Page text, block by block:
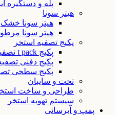
پله و دستگیره
هیتر سونا
هیتر سونا خشک
هیتر سونا
پکیج تصفیه استخر
پکیج t pack تصفیه آب
پکیج دفنی
پکیج سطحی
تخت و سایبان
طراحی و ساخت
سیستم تهویه استخر
پمپ و آبرسانی